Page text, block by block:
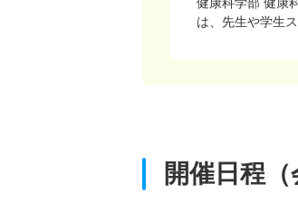
は、先生や学生
開催日程（